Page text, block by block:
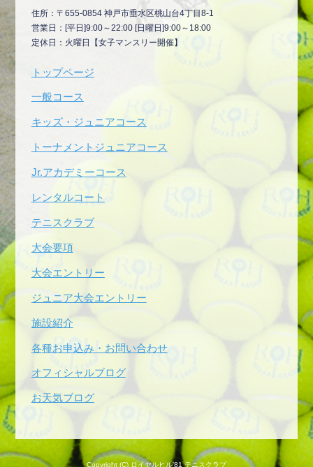
住所：〒655-0854 神戸市垂水区桃山台4丁目8-1
営業日：[平日]9:00～22:00 [日曜日]9:00～18:00
定休日：火曜日【女子マンスリー開催】
トップページ
一般コース
キッズ・ジュニアコース
トーナメントジュニアコース
Jr.アカデミーコース
レンタルコート
テニスクラブ
大会要項
大会エントリー
ジュニア大会エントリー
施設紹介
各種お申込み・お問い合わせ
オフィシャルブログ
お天気ブログ
Copyright (C) ロイヤルヒル'81 テニスクラブ